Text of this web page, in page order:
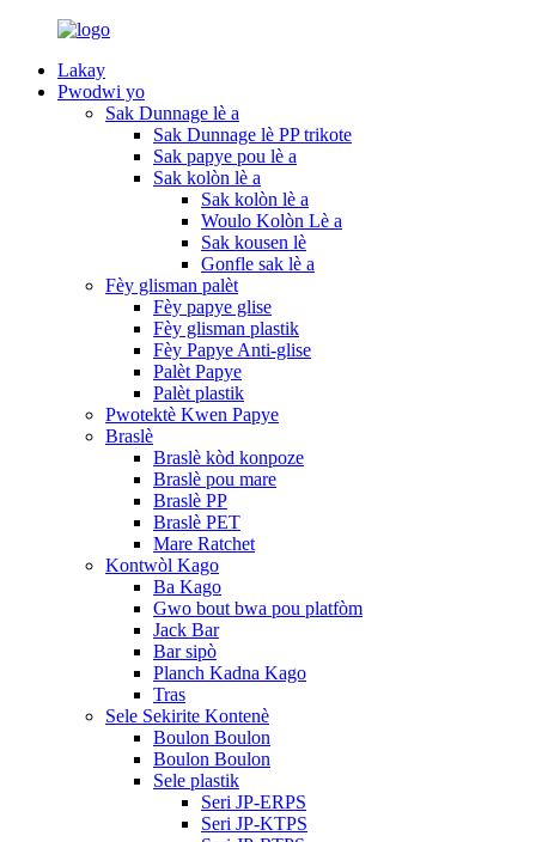
Lakay
Pwodwi yo
Sak Dunnage lè a
Sak Dunnage lè PP trikote
Sak papye pou lè a
Sak kolòn lè a
Sak kolòn lè a
Woulo Kolòn Lè a
Sak kousen lè
Gonfle sak lè a
Fèy glisman palèt
Fèy papye glise
Fèy glisman plastik
Fèy Papye Anti-glise
Palèt Papye
Palèt plastik
Pwotektè Kwen Papye
Braslè
Braslè kòd konpoze
Braslè pou mare
Braslè PP
Braslè PET
Mare Ratchet
Kontwòl Kago
Ba Kago
Gwo bout bwa pou platfòm
Jack Bar
Bar sipò
Planch Kadna Kago
Tras
Sele Sekirite Kontenè
Boulon Boulon
Boulon Boulon
Sele plastik
Seri JP-ERPS
Seri JP-KTPS